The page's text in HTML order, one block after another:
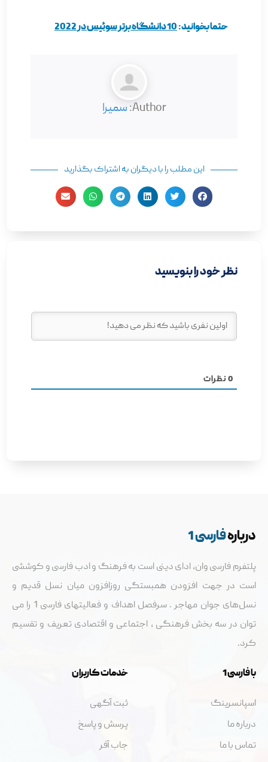
حتما بخوانید:10 دانشگاه برتر سوئیس در 2022
Author: سمیرا
این مطلب را با دیگران به اشتراک بگذارید
نظر خود را بنویسید
0 نظرات
دربارهفارسی 1
پلتفرم فارسی وان، ادای دینی است به فرهنگ و ادب فارسی و کوششی
است در جهت افزودن همبستگی روزافزون میان نسل قدیم و
نسل‌های جوان مهاجر . سرفصل اهداف و فعالیتهای فارسی 1 را می
توان در سه بخش فرهنگی ، اجتماعی و اقتصادی تعریف و تقسيم
کرد.
با فارسی 1
اسپانسرینگ
درباره ما
تماس با ما
خدمات کاربران
ثبت آگهی
پرسش و پاسخ
جاب آفر